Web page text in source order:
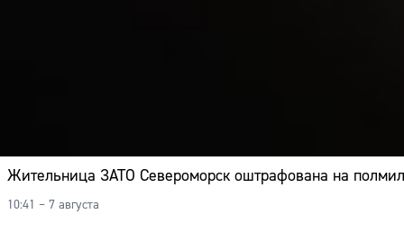
Жительница ЗАТО Североморск оштрафована на
10:41 – 7 августа